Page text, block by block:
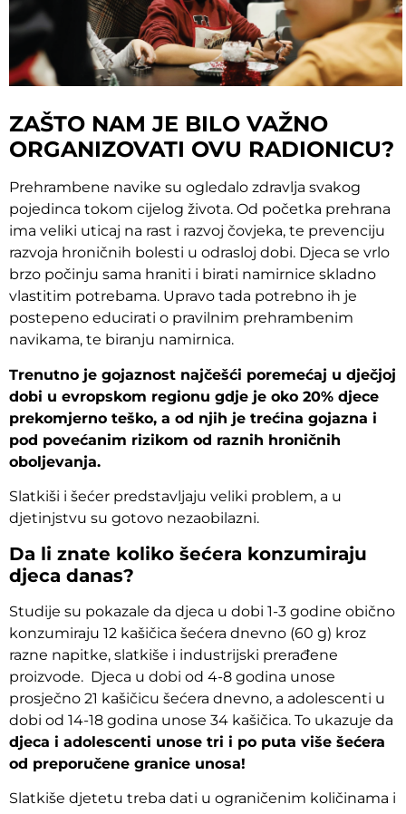
ZAŠTO NAM JE BILO VAŽNO
ORGANIZOVATI OVU RADIONICU?
Prehrambene navike su ogledalo zdravlja svakog
pojedinca tokom cijelog života. Od početka prehrana
ima veliki uticaj na rast i razvoj čovjeka, te prevenciju
razvoja hroničnih bolesti u odrasloj dobi. Djeca se vrlo
brzo počinju sama hraniti i birati namirnice skladno
vlastitim potrebama. Upravo tada potrebno ih je
postepeno educirati o pravilnim prehrambenim
navikama, te biranju namirnica.
Trenutno je gojaznost najčešći poremećaj u dječjoj
dobi u evropskom regionu gdje je oko 20% djece
prekomjerno teško, a od njih je trećina gojazna i
pod povećanim rizikom od raznih hroničnih
oboljevanja.
Slatkiši i šećer predstavljaju veliki problem, a u
djetinjstvu su gotovo nezaobilazni.
Da li znate koliko šećera konzumiraju
djeca danas?
Studije su pokazale da djeca u dobi 1-3 godine obično
konzumiraju 12 kašičica šećera dnevno (60 g) kroz
razne napitke, slatkiše i industrijski prerađene
proizvode. Djeca u dobi od 4-8 godina unose
prosječno 21 kašičicu šećera dnevno, a adolescenti u
dobi od 14-18 godina unose 34 kašičica. To ukazuje da
djeca i adolescenti unose tri i po puta više šećera
od preporučene granice unosa!
Slatkiše djetetu treba dati u ograničenim količinama i